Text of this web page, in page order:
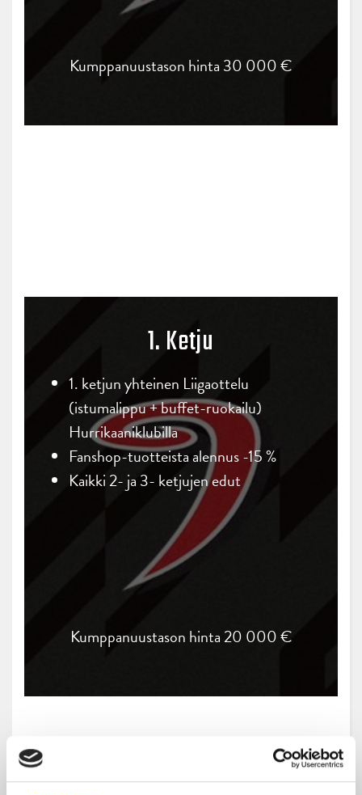
Kumppanuustason hinta 30 000 €
1. Ketju
1. ketjun yhteinen Liigaottelu
(istumalippu + buffet-ruokailu)
Hurrikaaniklubilla
Fanshop-tuotteista alennus -15 %
Kaikki 2- ja 3- ketjujen edut
Kumppanuustason hinta 20 000 €